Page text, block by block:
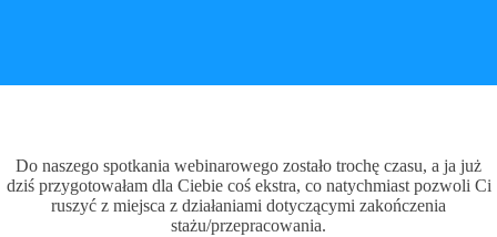
Do naszego spotkania webinarowego zostało trochę czasu, a ja już
dziś przygotowałam dla Ciebie coś ekstra, co natychmiast pozwoli Ci
ruszyć z miejsca z działaniami dotyczącymi zakończenia
stażu/przepracowania.